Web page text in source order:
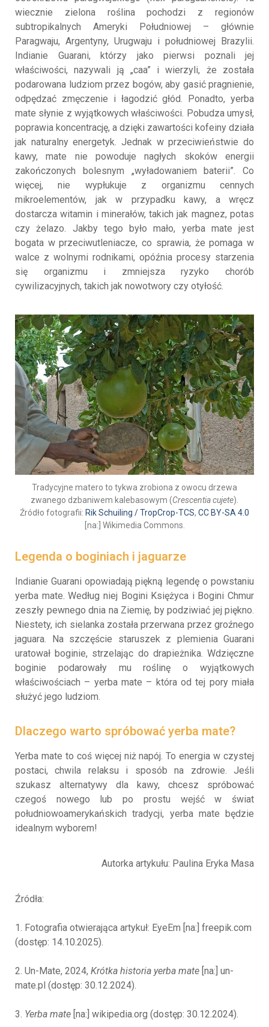
wiecznie zielona roślina pochodzi z regionów
subtropikalnych Ameryki Południowej – głównie
Paragwaju, Argentyny, Urugwaju i południowej Brazylii.
Indianie Guarani, którzy jako pierwsi poznali jej
właściwości, nazywali ją „caa” i wierzyli, że została
podarowana ludziom przez bogów, aby gasić pragnienie,
odpędzać zmęczenie i łagodzić głód. Ponadto, yerba
mate słynie z wyjątkowych właściwości. Pobudza umysł,
poprawia koncentrację, a dzięki zawartości kofeiny działa
jak naturalny energetyk. Jednak w przeciwieństwie do
kawy, mate nie powoduje nagłych skoków energii
zakończonych bolesnym „wyładowaniem baterii”. Co
więcej, nie wypłukuje z organizmu cennych
mikroelementów, jak w przypadku kawy, a wręcz
dostarcza witamin i minerałów, takich jak magnez, potas
czy żelazo. Jakby tego było mało, yerba mate jest
bogata w przeciwutleniacze, co sprawia, że pomaga w
walce z wolnymi rodnikami, opóźnia procesy starzenia
się organizmu i zmniejsza ryzyko chorób
cywilizacyjnych, takich jak nowotwory czy otyłość.
Tradycyjne matero to tykwa zrobiona z owocu drzewa
zwanego dzbaniwem kalebasowym (Crescentia cujete).
Źródło fotografii: Rik Schuiling / TropCrop-TCS, CC BY-SA 4.0
[na:] Wikimedia Commons.
Legenda o boginiach i jaguarze
Indianie Guarani opowiadają piękną legendę o powstaniu
yerba mate. Według niej Bogini Księżyca i Bogini Chmur
zeszły pewnego dnia na Ziemię, by podziwiać jej piękno.
Niestety, ich sielanka została przerwana przez groźnego
jaguara. Na szczęście staruszek z plemienia Guarani
uratował boginie, strzelając do drapieżnika. Wdzięczne
boginie podarowały mu roślinę o wyjątkowych
właściwościach – yerba mate – która od tej pory miała
służyć jego ludziom.
Dlaczego warto spróbować yerba mate?
Yerba mate to coś więcej niż napój. To energia w czystej
postaci, chwila relaksu i sposób na zdrowie. Jeśli
szukasz alternatywy dla kawy, chcesz spróbować
czegoś nowego lub po prostu wejść w świat
południowoamerykańskich tradycji, yerba mate będzie
idealnym wyborem!
Autorka artykułu: Paulina Eryka Masa
Źródła:
1. Fotografia otwierająca artykuł: EyeEm [na:] freepik.com
(dostęp: 14.10.2025).
2. Un-Mate, 2024, Krótka historia yerba mate [na:] un-
mate.pl (dostęp: 30.12.2024).
3. Yerba mate [na:] wikipedia.org (dostęp: 30.12.2024).